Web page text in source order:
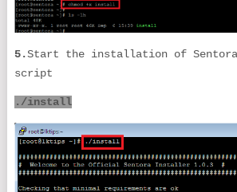
5.Start the installation of
script
./install